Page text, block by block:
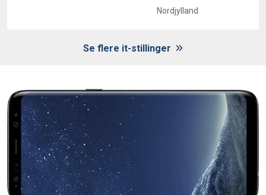
Nordjylland
Se flere it-stillinger